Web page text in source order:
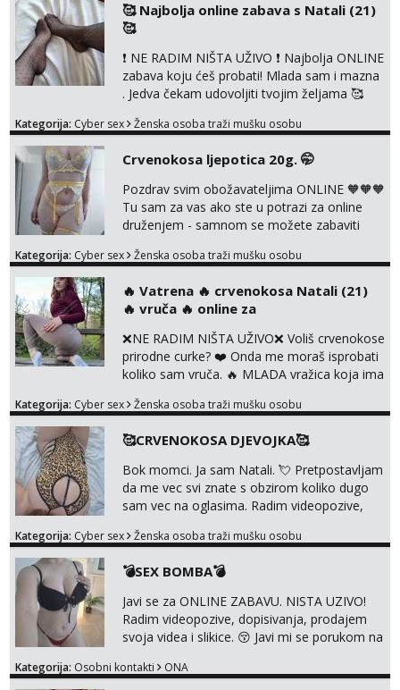
🧡 Videa🧡 solo squirt, razne anal igračke,
vibratori, s PARTNEROM, S KOLEGICAMA
lizanje, striptiz, footfetiši itd 🔞 ❣️Radim već
jako dugo, imam iskustva i više načina pla...
🥰 Najbolja online zabava s Natali (21)
🥰
❗ NE RADIM NIŠTA UŽIVO ❗ Najbolja ONLINE
zabava koju ćeš probati! Mlada sam i mazna
. Jedva čekam udovoljiti tvojim željama 🥰
se dogovorimo kako ćemo se zabaviti.
foto i video materijal u kojem se sama
diram, s kolegicama, s dečkom, igračkama
itd. Radim dopisivanje o seksi temama koje
nas uzbuđuju 🤭 Čekam...
Kategorija: Cyber sex Ženska osoba traži mušku osobu
Crvenokosa ljepotica 20g. 🤭
Pozdrav svim obožavateljima ONLINE 🧡🧡🧡
Tu sam za vas ako ste u potrazi za online
druženjem - samnom se možete zabaviti
dovoljna radim i u paru i trojci s kolegicama,
uz slike i hot line pozive. Za vas sam
pripremila i slike s licem u raznim
kombinacijama isto kao i razna videa 😈
Volim kinky stvari i dominaciju 🤫 ...
Kategorija: Cyber sex Ženska osoba traži mušku osobu
‎️‍🔥 Vatrena ‎️‍🔥 crvenokosa Natali (21)
‎️‍🔥 vruča‎ ️‍🔥 online za
❌NE RADIM NIŠTA UŽIVO❌ Voliš crvenokose
prirodne curke? ❤️ Onda me moraš isprobati
koliko sam vruča.‎ ️‍🔥 MLADA vražica koja ima
prljave i u svemu vidim samo užitak. 💦 U
po svojoj mjeri. Sexi videa s kolegicama,
dečkom ili pak ja sama di se dovodim do
ludila. 🍑 Naravno ako ti moja ponuda nije
dovoljna uvije...
Kategorija: Cyber sex Ženska osoba traži mušku osobu
🥰CRVENOKOSA DJEVOJKA🥰
Bok momci. Ja sam Natali. 💘 Pretpostavljam
da me vec svi znate s obzirom koliko dugo
sam vec na oglasima. Radim videopozive,
Za lijepu suradnju javi mi se porukom na
0045
Kategorija: Cyber sex Ženska osoba traži mušku osobu
💣SEX BOMBA💣
Javi se za ONLINE ZABAVU. NISTA UZIVO!
Radim videopozive, dopisivanja, prodajem
svoja videa i slikice. 😚 Javi mi se porukom na
0045
Kategorija: Osobni kontakti ONA